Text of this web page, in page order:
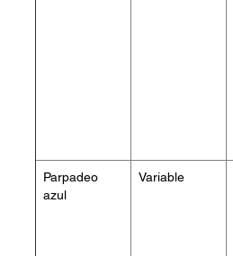
Parpadeo
azul
Variable